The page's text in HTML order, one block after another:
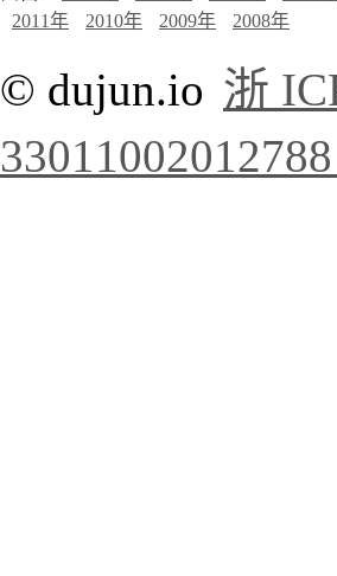
2011年
2010年 2009年 2008年
© dujun.io 浙